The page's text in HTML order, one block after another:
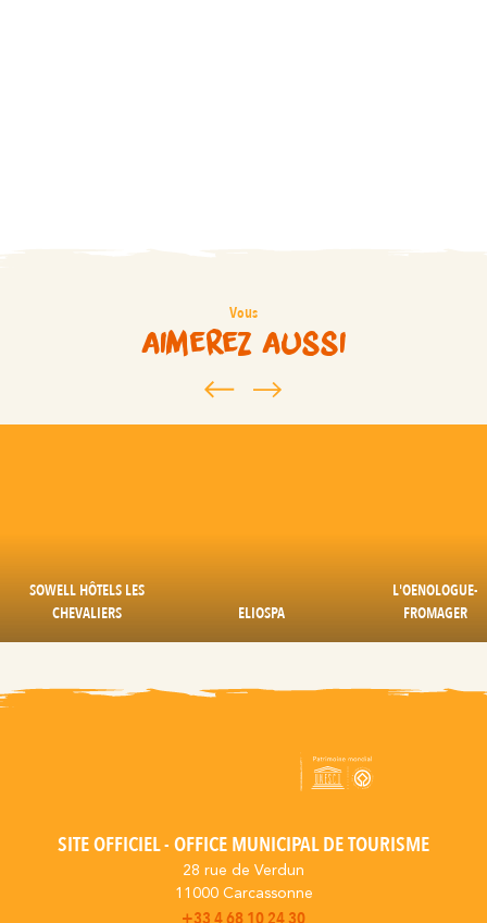
Vous
aimerez aussi
SOWELL HÔTELS LES
CHEVALIERS
ELIOSPA
L'OENOLOGUE-
FROMAGER
SITE OFFICIEL - OFFICE MUNICIPAL DE TOURISME
28 rue de Verdun
11000 Carcassonne